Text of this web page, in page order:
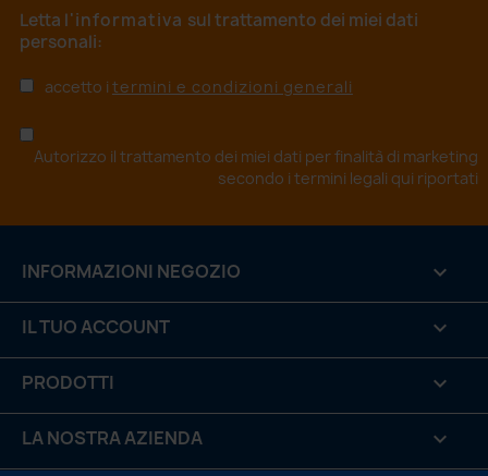
Letta l'informativa sul trattamento dei miei dati
personali:
accetto i termini e condizioni generali
Autorizzo il trattamento dei miei dati per finalità di marketing
secondo itermini legali qui riportati
PRODOTTI 
LA NOSTRA AZIENDA 
IL TUO ACCOUNT 
INFORMAZIONI NEGOZIO keyboard_arrow_down